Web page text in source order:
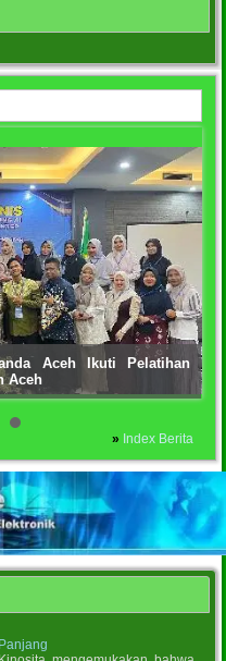
Aceh Ikuti Pelatihan
Aceh
» Index Berita